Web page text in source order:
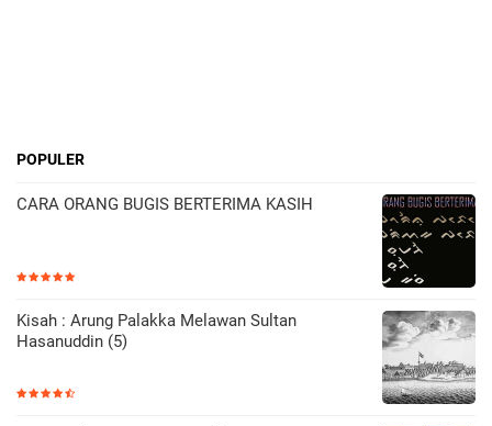
POPULER
CARA ORANG BUGIS BERTERIMA KASIH
Kisah : Arung Palakka Melawan Sultan
Hasanuddin (5)